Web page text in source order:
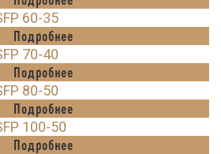
60-35
Подробнее
70-40
Подробнее
80-50
Подробнее
100-50
Подробнее